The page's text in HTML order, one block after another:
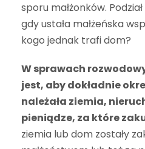
sporu małżonków.
gdy ustała małżeńska
kogo jednak trafi dom?
W sprawach
jest, aby dokładnie
należała ziemia,
pieniądze, za które
ziemia lub dom zostały